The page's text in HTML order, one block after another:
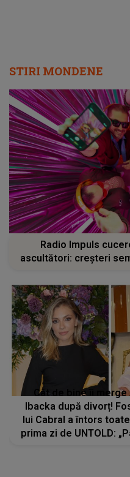
STIRI MONDENE
Radio Impuls
ascultători: creșteri
Cât de bine îi
Ibacka după divorț!
lui Cabral a întors
prima zi de UNTOLD: